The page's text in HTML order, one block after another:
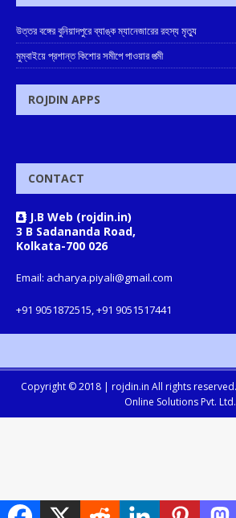
উত্তর বঙ্গের বুনিয়াদপুরে ব্যাঙ্ক ম্যানেজারের রহস্য মৃত্যু
মুম্বাইয়ে প্রশান্ত কিশোর সমীপে পাওয়ার পত্মী
ROJDIN APPS
CONTACT
J.B Web (rojdin.in)
3 B Sadananda Road,
Kolkata-700 026
Email: acharya.piyali@gmail.com
+91 9051872515, +91 9051517441
Copyright © 2018 | rojdin.in All rights
Online Solutions Pvt. Ltd.